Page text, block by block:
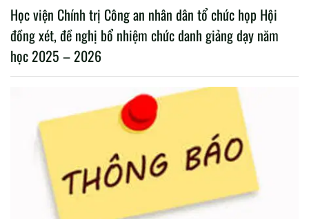
Học viện Chính trị Công an nhân dân tổ chức họp Hội
đồng xét, đề nghị bổ nhiệm chức danh giảng dạy năm
học 2025 – 2026